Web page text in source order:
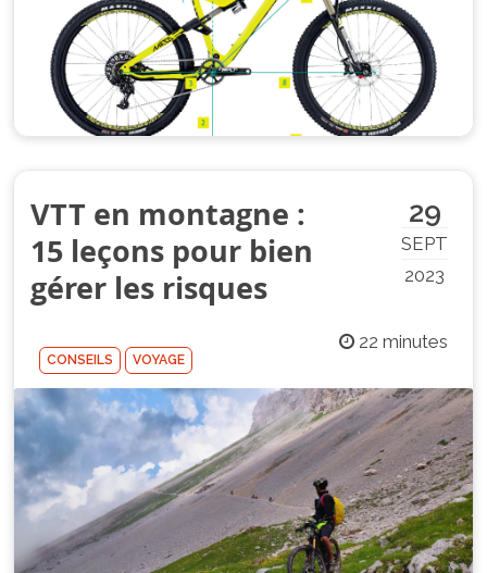
29
SEPT
2023
VTT en montagne :
15 leçons pour bien
gérer les risques
22 minutes
CONSEILS VOYAGE